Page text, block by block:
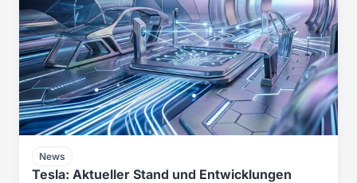
News
Tesla: Aktueller Stand und Entwicklungen